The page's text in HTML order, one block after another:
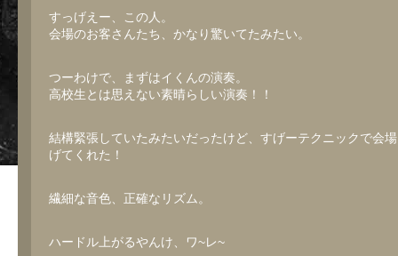
すっげえー、この人。
会場のお客さんたち、かなり驚いてたみたい。
つーわけで、まずはイくんの演奏。
高校生とは思えない素晴らしい演奏！！
結構緊張していたみたいだったけど、すげーテクニックで会
げてくれた！
繊細な音色、正確なリズム。
ハードル上がるやんけ、ワ~レ~